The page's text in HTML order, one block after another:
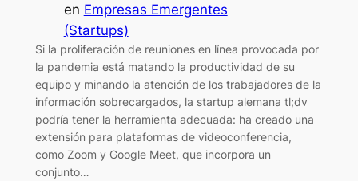
en Empresas Emergentes
(Startups)
Si la proliferación de reuniones en línea provocada por
la pandemia está matando la productividad de su
equipo y minando la atención de los trabajadores de la
información sobrecargados, la startup alemana tl;dv
podría tener la herramienta adecuada: ha creado una
extensión para plataformas de videoconferencia,
como Zoom y Google Meet, que incorpora un
conjunto…